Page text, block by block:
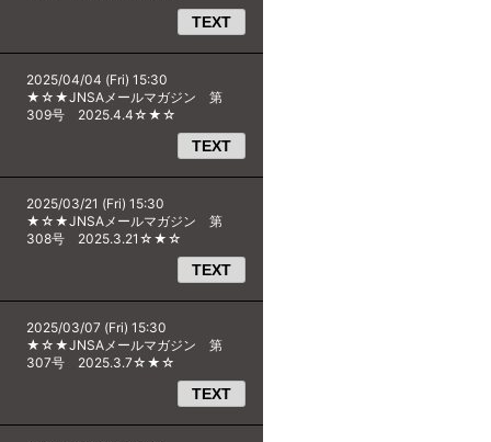
TEXT
2025/04/04 (Fri) 15:30
★☆★JNSAメールマガジン 第
309号 2025.4.4☆★☆
TEXT
2025/03/21 (Fri) 15:30
★☆★JNSAメールマガジン 第
308号 2025.3.21☆★☆
TEXT
2025/03/07 (Fri) 15:30
★☆★JNSAメールマガジン 第
307号 2025.3.7☆★☆
TEXT